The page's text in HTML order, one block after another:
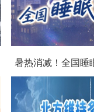
暑热消减！全国睡